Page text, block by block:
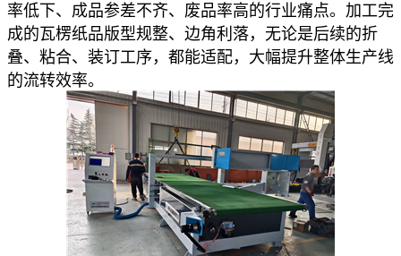
率低下、成品参差不齐、废品率高的行业痛点。加工完
成的瓦楞纸品版型规整、边角利落，无论是后续的折
叠、粘合、装订工序，都能适配，大幅提升整体生产线
的流转效率。